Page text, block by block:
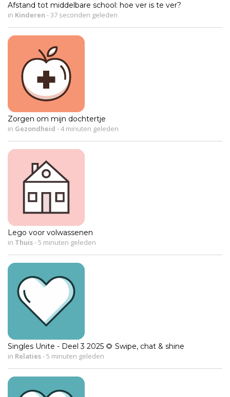
Afstand tot middelbare school: hoe ver is te ver?
in Kinderen -37 seconden geleden
Zorgen om mijn dochtertje
in Gezondheid -4 minuten geleden
Lego voor volwassenen
in Thuis-5 minuten geleden
Singles Unite - Deel 3 2025 🌻 Swipe, chat & shine
in Relaties-5 minuten geleden